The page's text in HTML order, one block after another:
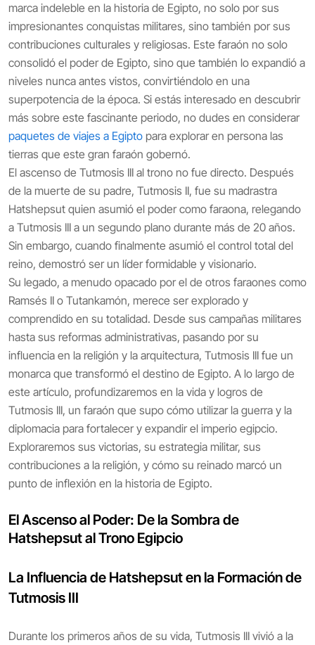
marca indeleble en la historia de Egipto, no solo por sus
impresionantes conquistas militares, sino también por sus
contribuciones culturales y religiosas. Este faraón no solo
consolidó el poder de Egipto, sino que también lo expandió a
niveles nunca antes vistos, convirtiéndolo en una
superpotencia de la época. Si estás interesado en descubrir
más sobre este fascinante periodo, no dudes en considerar
paquetes de viajes a Egipto para explorar en persona las
tierras que este gran faraón gobernó.
El ascenso de Tutmosis III al trono no fue directo. Después
de la muerte de su padre, Tutmosis II, fue su madrastra
Hatshepsut quien asumió el poder como faraona, relegando
a Tutmosis III a un segundo plano durante más de 20 años.
Sin embargo, cuando finalmente asumió el control total del
reino, demostró ser un líder formidable y visionario.
Su legado, a menudo opacado por el de otros faraones como
Ramsés II o Tutankamón, merece ser explorado y
comprendido en su totalidad. Desde sus campañas militares
hasta sus reformas administrativas, pasando por su
influencia en la religión y la arquitectura, Tutmosis III fue un
monarca que transformó el destino de Egipto. A lo largo de
este artículo, profundizaremos en la vida y logros de
Tutmosis III, un faraón que supo cómo utilizar la guerra y la
diplomacia para fortalecer y expandir el imperio egipcio.
Exploraremos sus victorias, su estrategia militar, sus
contribuciones a la religión, y cómo su reinado marcó un
punto de inflexión en la historia de Egipto.
El Ascenso al Poder: De la Sombra de
Hatshepsut al Trono Egipcio
La Influencia de Hatshepsut en la Formación de
Tutmosis III
Durante los primeros años de su vida, Tutmosis III vivió a la